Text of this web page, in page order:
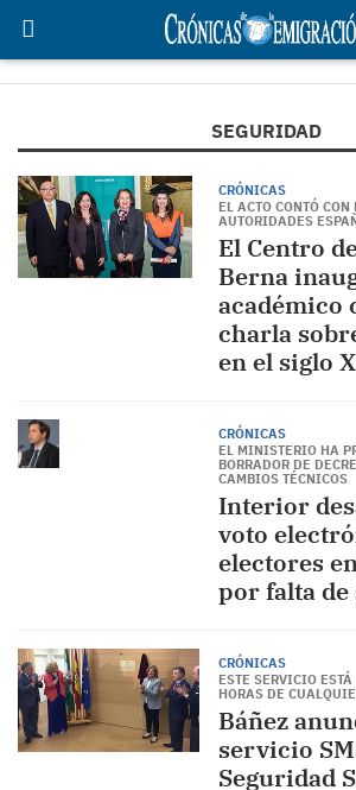
SEGURIDAD
CRÓNICAS
EL ACTO CONTÓ
AUTORIDADES
El Centro
Berna
académico
charla
en el siglo
CRÓNICAS
EL MINISTERIO HA
BORRADOR DE
CAMBIOS TÉCNICOS
Interior
voto
electores
por falta
CRÓNICAS
ESTE SERVICIO
HORAS DE
Báñez
servicio
Seguridad